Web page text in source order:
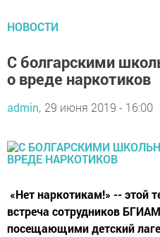
НОВОСТИ
С болгарскими
о вреде наркотиков
admin, 29 июня 2019 - 16:00
«Нет наркотикам!» -- этой
встреча сотрудников
посещающими детский